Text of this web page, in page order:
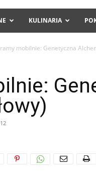
KULINARIA
mobilnie: Genetyczna